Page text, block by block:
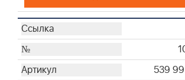
539